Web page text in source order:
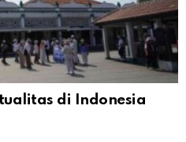
di Indonesia